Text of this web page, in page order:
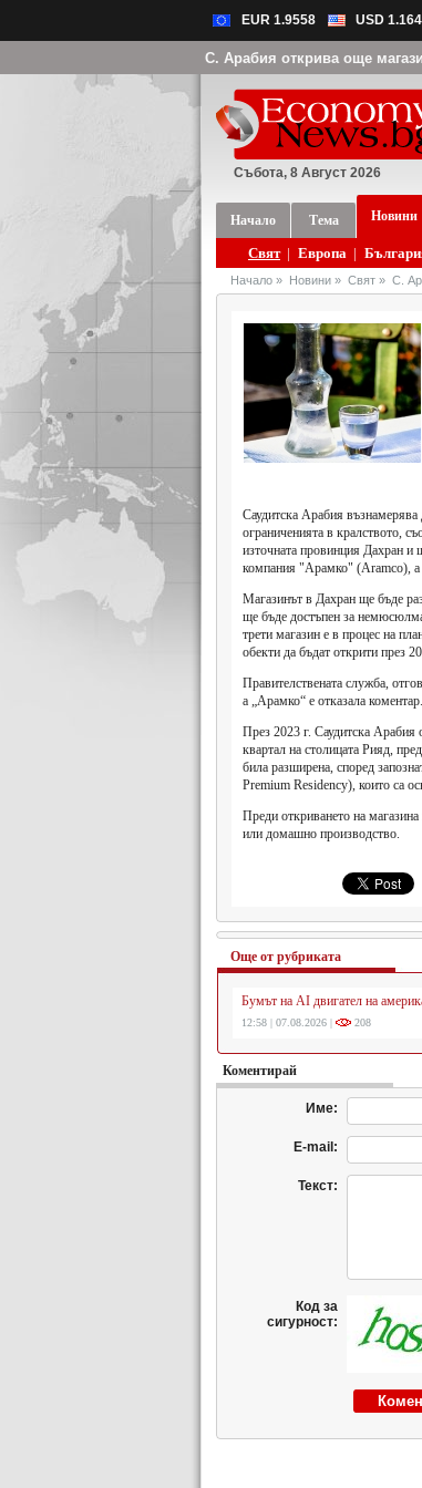
EUR 1.9558 USD
С. Арабия открива още
Събота, 8 Август 2026
Начало Тема Новини
Свят | Европа |
Начало » Новини » Свят » С.
Саудитска Арабия възнамерява
ограниченията в кралството,
източната провинция Дахран
компания "Арамко" (Aramco), а
Магазинът в Дахран ще бъде
ще бъде достъпен за
трети магазин е в процес на
обекти да бъдат открити през
Правителствената служба,
а „Арамко“ е отказала коментар.
През 2023 г. Саудитска Арабия
квартал на столицата Рияд,
била разширена, според
Premium Residency), които са
Преди откриването на
или домашно производство.
Още от рубриката
Бумът на AI двигател на
12:58 | 07.08.2026 | 208
Коментирай
Име:
E-mail:
Текст:
Код за
сигурност: